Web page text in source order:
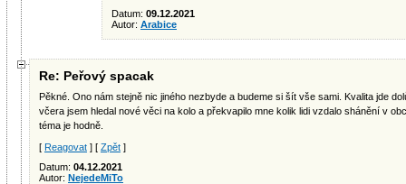
Datum: 09.12.2021
Autor: Arabice
Re: Peřový spacak
Pěkné. Ono nám stejně nic jiného nezbyde a budeme si šít vše sami. Kvalita jde
včera jsem hledal nové věci na kolo a překvapilo mne kolik lidi vzdalo shánění v
téma je hodně.
[ Reagovat ] [ Zpět ]
Datum: 04.12.2021
Autor: NejedeMiTo